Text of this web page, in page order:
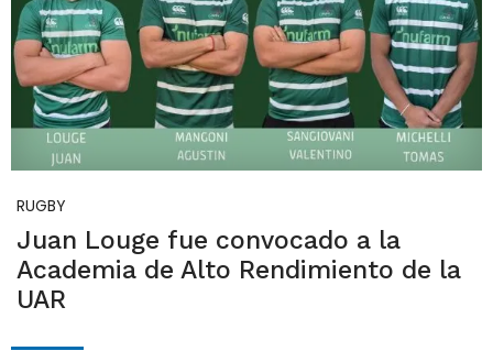
RUGBY
Juan Louge fue convocado a la
Academia de Alto Rendimiento de la
UAR